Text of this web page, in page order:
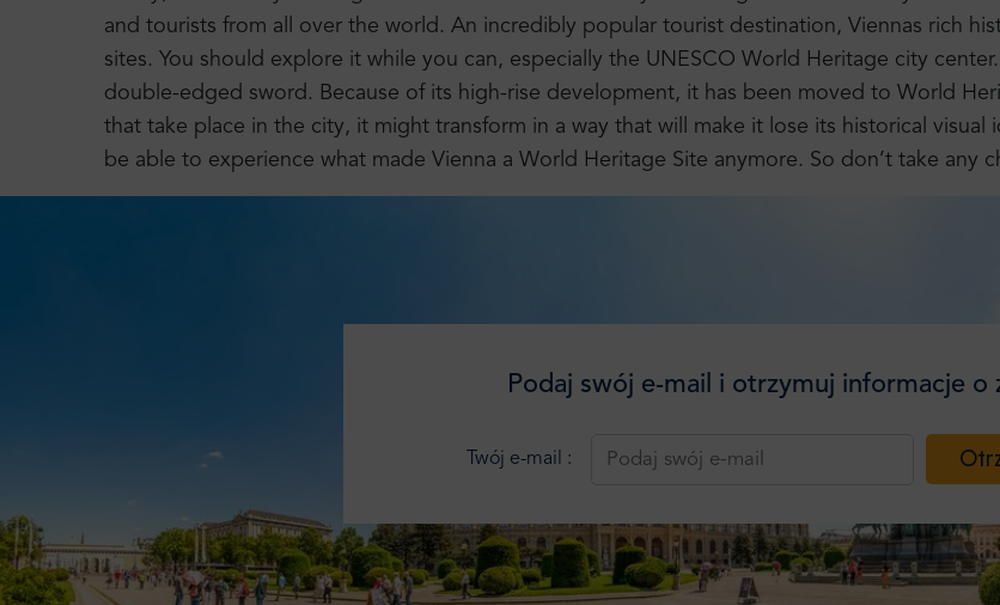
and tourists from all over the world. An incredibly popular tourist destination, Viennas rich
sites. You should explore it while you can, especially the UNESCO World Heritage city
double-edged sword. Because of its high-rise development, it has been moved to World
that take place in the city, it might transform in a way that will make it lose its historical
be able to experience what made Vienna a World Heritage Site anymore. So don’t take any
Podaj swój e-mail i otrzymuj informacje o
Twój e-mail :